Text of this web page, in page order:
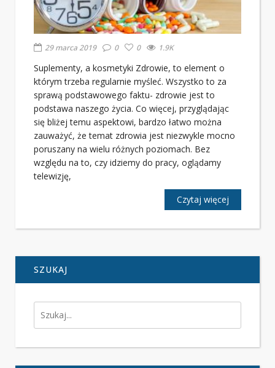
29 marca 2019 0 0 1.9K
Suplementy, a kosmetyki Zdrowie, to element o
którym trzeba regularnie myśleć. Wszystko to za
sprawą podstawowego faktu- zdrowie jest to
podstawa naszego życia. Co więcej, przyglądając
się bliżej temu aspektowi, bardzo łatwo można
zauważyć, że temat zdrowia jest niezwykle mocno
poruszany na wielu różnych poziomach. Bez
względu na to, czy idziemy do pracy, oglądamy
telewizję,
Czytaj więcej
SZUKAJ